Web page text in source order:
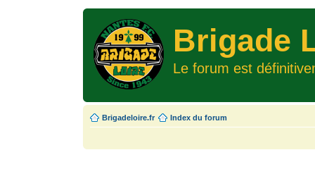
Brigade
Le forum est
Brigadeloire.fr Index du forum